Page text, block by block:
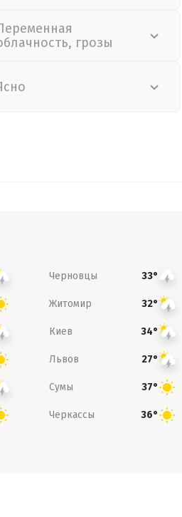
грозы
Черновцы 33°
Житомир 32°
Киев 34°
Львов 27°
Сумы 37°
Черкассы 36°